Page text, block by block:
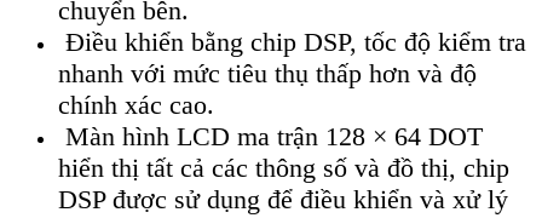
chuyển bên.
Điều khiển bằng chip DSP, tốc độ kiểm tra
nhanh với mức tiêu thụ thấp hơn và độ
chính xác cao.
Màn hình LCD ma trận 128 × 64 DOT
hiển thị tất cả các thông số và đồ thị, chip
DSP được sử dụng để điều khiển và xử lý